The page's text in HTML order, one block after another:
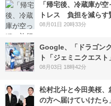
「帰宅後、冷蔵庫が
トレス 負担を減らす
08月01日 20時33分
Google、「ドラゴン
ト「ジェミニクエス
08月03日 18時42分
松村北斗と今田美桜、
の方へ届けていけたら